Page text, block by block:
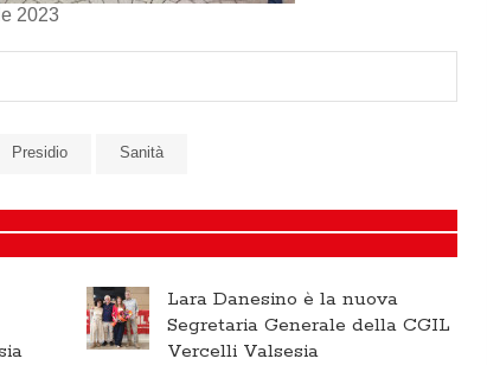
2023
Presidio Sanità
Lara Danesino è la nuova
Segretaria Generale della CGIL
Vercelli Valsesia